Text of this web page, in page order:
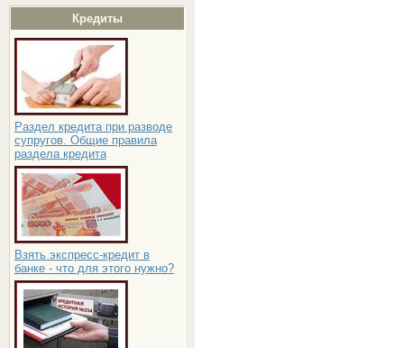
Кредиты
Раздел кредита при разводе
супругов. Общие правила
раздела кредита
Взять экспресс-кредит в
банке - что для этого нужно?